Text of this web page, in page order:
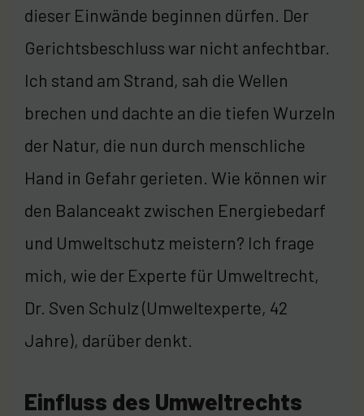
dieser Einwände beginnen dürfen. Der
Gerichtsbeschluss war nicht anfechtbar.
Ich stand am Strand, sah die Wellen
brechen und dachte an die tiefen Wurzeln
der Natur, die nun durch menschliche
Hand in Gefahr gerieten. Wie können wir
den Balanceakt zwischen Energiebedarf
und Umweltschutz meistern? Ich frage
mich, wie der Experte für Umweltrecht,
Dr. Sven Schulz (Umweltexperte, 42
Jahre), darüber denkt.
Einfluss des Umweltrechts